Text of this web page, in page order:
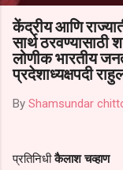
करण्यात यावी आणि सर्व
फेरनिवडणूक घेण्यात यावी,
जिल्हा शिक्षण अधिकारी
परतूर यांनाही
पालकांचे लक्ष लागले
केंद्रीय आणि
सार्थ
लोणीक भारतीय
प्रदेशाध्यक्षपदी
By Shamsundar
प्रतिनिधीकैलाश चव्हाण